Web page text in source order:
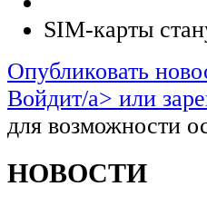
SIM-карты
Опубликовать
Войдит/a> или
для возможности
НОВОСТИ